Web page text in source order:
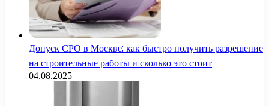
Допуск СРО в Москве: как быстро получить разрешение
на строительные работы и сколько это стоит
04.08.2025